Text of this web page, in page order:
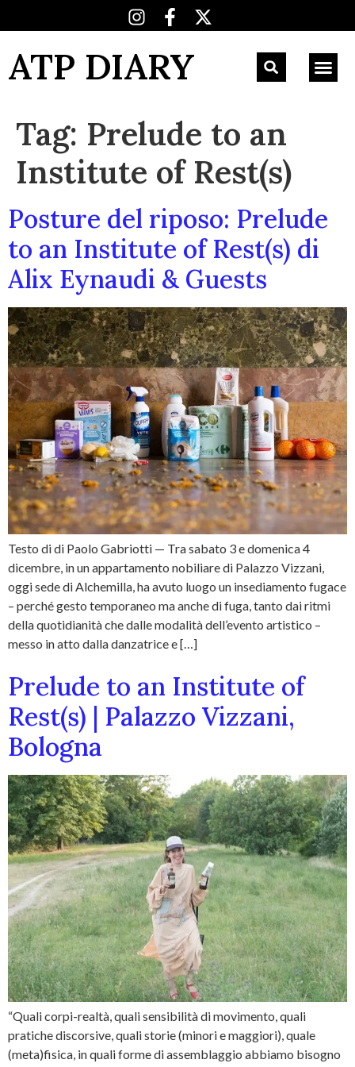
ATP DIARY
Tag: Prelude to an
Institute of Rest(s)
Posture del riposo: Prelude
to an Institute of Rest(s) di
Alix Eynaudi & Guests
Testo di di Paolo Gabriotti — Tra sabato 3 e domenica 4
dicembre, in un appartamento nobiliare di Palazzo Vizzani,
oggi sede di Alchemilla, ha avuto luogo un insediamento fugace
– perché gesto temporaneo ma anche di fuga, tanto dai ritmi
della quotidianità che dalle modalità dell’evento artistico –
messo in atto dalla danzatrice e […]
Prelude to an Institute of
Rest(s) | Palazzo Vizzani,
Bologna
“Quali corpi-realtà, quali sensibilità di movimento, quali
pratiche discorsive, quali storie (minori e maggiori), quale
(meta)fisica, in quali forme di assemblaggio abbiamo bisogno